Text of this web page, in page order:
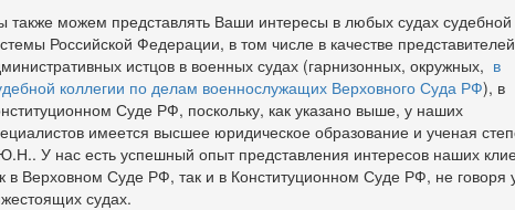
также можем представлять Ваши интересы в любых судах судебной
Российской Федерации, в том числе в качестве представителей
истцов в военных судах (гарнизонных, окружных, в
коллегии по делам военнослужащих Верховного Суда РФ), в
Суде РФ, поскольку, как указано выше, у наших
имеется высшее юридическое образование и ученая
У нас есть успешный опыт представления интересов наших
в Верховном Суде РФ, так и в Конституционном Суде РФ, не говоря
судах.